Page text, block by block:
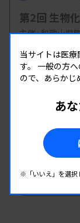
第2回 生物
主催 :和歌山県
開催場所 : 和歌
臨床化学
08.22
第1回生物
宮崎県臨
開催場所 : 宮崎
臨床化学
当サイトは医
す。 一般の方
ので、あらかじ
あ
※「いいえ」を選択